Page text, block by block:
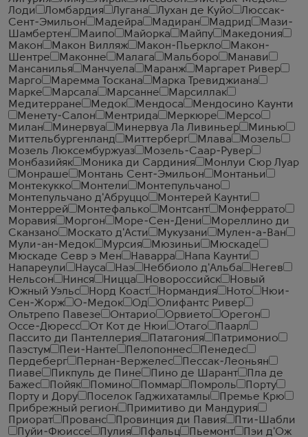
Лоди
Ломбардия Лугана Лухан де Куйо
Люссак-
Сент-Эмильон
Мадейра Мадиран Мадрид
Мази-
Шамбертен
Маипо Майорка Майпу
Македония
Макон
Макон Вилляж Макон-Пьеркло
Макон-
Шентре
Маконне Малага Мальборо
Манави
Мансанилья
Манчуела Маранж
Маргарет Ривер
Марго
Маремма Тоскана
Марка Тревиджиана
Марке
Марсала Марсанне
Марсиллак
Медитерране
Медок Мендоса
Мендосино Каунти
Менету-Салон
Ментрида Меркюре
Мерсо
Милан
Минервуа Минервуа Ла Ливиньер
Минью
Миттельбургенланд
Миттерберг Млава
Мозель
Мозель Люксембуржуаз
Мозель-Саар-Рувер
Монбазийяк
Моника ди Сардиния
Монлуи Сюр Луар
Монраше
Монтань Сент-Эмильон
Монтаньи
Монтекукко
Монтели
Монтепульчано
Монтепульчано д'Абруццо
Монтерей Каунти
Монтеррей
Монтефалько Монтсант
Монферрато
Моравия
Моргон Море-Сен-Дени
Мореллино ди
Сканзано
Москато д'Асти Мукузани
Мулен-а-Ван
Мули-ан-Медок
Мурсия Мюзиньи
Мюскаде
Мюскаде Севр э Мен
Наварра
Напа Каунти
Напареули
Науса Наэ Неббиоло д'Альба
Негев
Нельсон
Нинся Ницца Новороссийск
Новый
Южный Уэльс
Норд Коаст Нормандия Ното
Нюи-
Сен-Жорж
О-Медок Од
Олифантс Ривер
Ольтрепо Павезе
Онтарио Орвието
Орегон
Оссе-Дюресс
От Кот де Нюи Отаго
Паарл
Пассито ди Пантеллерия
Патагония
Патримонио
Паэстум
Пеи-Нанте Пелопоннес
Пенедес
Пердеберг
Пернан-Вержелес
Пессак-Леоньян
Пиаве
Пикпуль де Пине Пино де Шарант
Пла де
Бажес
Пойяк Помино Поммар Помроль
Порту
Порту и Дору
Поселок Гаджихатамлы
Премье Крю
Прибрежный регион
Примитиво ди Мандурия
Приорат
Прованс Провинция ди Павия
Пти-Шабли
Пуйи-Фюиссе
Пулия Пфальц Пьемонт
Пэи д'Ож